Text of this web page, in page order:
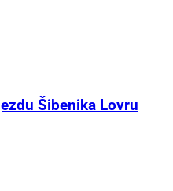
Šibenika Lovru